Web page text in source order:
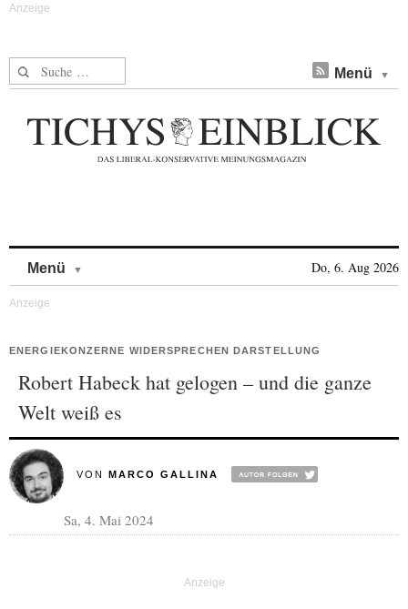
Suche nach: Menü
Menü Do, 6. Aug 2026
ENERGIEKONZERNE WIDERSPRECHEN DARSTELLUNG
Robert Habeck hat gelogen – und die ganze
Welt weiß es
VON MARCO GALLINA
Sa, 4. Mai 2024